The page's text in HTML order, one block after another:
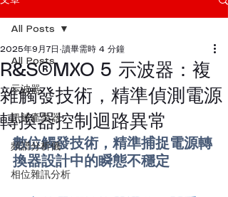
All Posts
示波器
訊號產生器
頻譜分析儀
相位雜訊分析
All Posts
R&S®MXO 5 示波器：複
雜觸發技術，精準偵測電源
轉換器控制迴路異常
2025年9月7日 讀畢需時 4 分鐘
數位觸發技術，精準捕捉電源轉
換器設計中的瞬態不穩定